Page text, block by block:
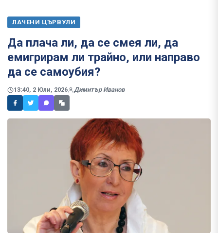
ЛАЧЕНИ ЦЪРВУЛИ
Да плача ли, да се смея ли, да
емигрирам ли трайно, или направо
да се самоубия?
13:40, 2 Юли, 2026 Димитър Иванов